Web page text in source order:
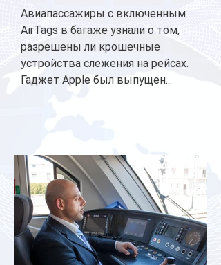
Авиапассажиры с включенным
AirTags в багаже узнали о том,
разрешены ли крошечные
устройства слежения на рейсах.
Гаджет Apple был выпущен...